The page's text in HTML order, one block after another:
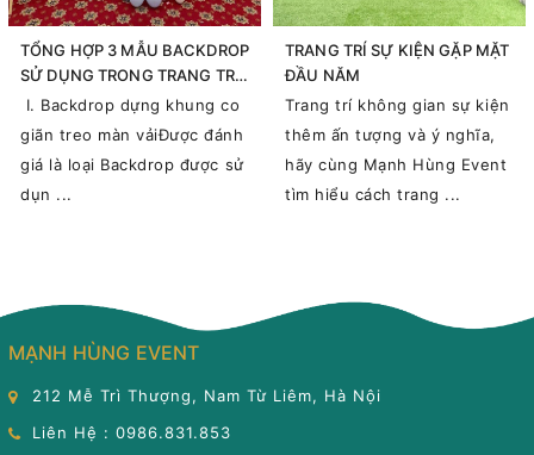
TỔNG HỢP 3 MẪU BACKDROP
SỬ DỤNG TRONG TRANG TRÍ
SỰ KIỆN
I. Backdrop dựng khung co
giãn treo màn vảiĐược đánh
giá là loại Backdrop được sử
dụn ...
TRANG TRÍ SỰ KIỆN GẶP MẶT
ĐẦU NĂM
Trang trí không gian sự kiện
thêm ấn tượng và ý nghĩa,
hãy cùng Mạnh Hùng Event
tìm hiểu cách trang ...
MẠNH HÙNG EVENT
212 Mễ Trì Thượng, Nam Từ Liêm, Hà Nội
Liên Hệ : 0986.831.853